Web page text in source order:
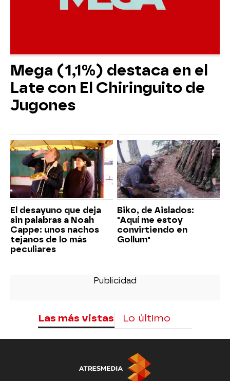
Mega (1,1%) destaca en el
Late con El Chiringuito de
Jugones
El desayuno que deja
sin palabras a Noah
Cappe: unos nachos
tejanos de lo más
peculiares
Biko, de Aislados:
"Aquí me estoy
convirtiendo en
Gollum"
Las más vistas Lo último